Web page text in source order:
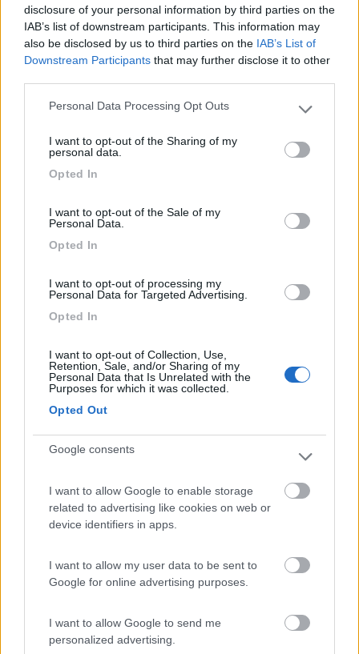
disclosure of your personal information by third parties on the
IAB’s list of downstream participants. This information may
also be disclosed by us to third parties on the IAB’s List of
Downstream Participants that may further disclose it to other
Please note that this website/app uses one or more Google
not limited to your visit or usage behaviour. You may click to
grant or deny consent to Google and its third-party tags to
use your data for below specified purposes in below Google
Personal Data Processing Opt Outs
I want to opt-out of the Sharing of my
personal data.
Opted In
I want to opt-out of the Sale of my
Personal Data.
Opted In
I want to opt-out of processing my
Personal Data for Targeted Advertising.
Opted In
I want to opt-out of Collection, Use,
Retention, Sale, and/or Sharing of my
Personal Data that Is Unrelated with the
Purposes for which it was collected.
Opted Out
Google consents
I want to allow Google to enable storage
related to advertising like cookies on web or
device identifiers in apps.
I want to allow my user data to be sent to
Google for online advertising purposes.
I want to allow Google to send me
personalized advertising.
Situato nel cuore delle Langhe, a 4,9 km dal centro, la s...
Area di sosta (PS)
Agriturismo Pianbosco
9,5 6
Servizi / Posizione
Ampio piazzale dell'azienda con parcheggio e area sosta
Farigliano (CN) - 47.9km